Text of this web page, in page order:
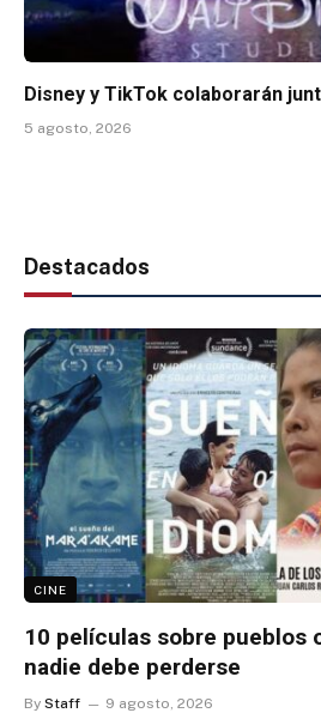
Disney y TikTok colaborarán
5 agosto, 2026
Destacados
CINE
10 películas sobre pueblos
nadie debe perderse
By Staff 9 agosto, 2026